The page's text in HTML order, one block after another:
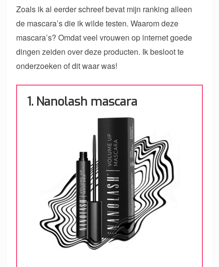
Zoals ik al eerder schreef bevat mijn ranking alleen
de mascara’s die ik wilde testen. Waarom deze
mascara’s? Omdat veel vrouwen op internet goede
dingen zeiden over deze producten. Ik besloot te
onderzoeken of dit waar was!
1. Nanolash mascara